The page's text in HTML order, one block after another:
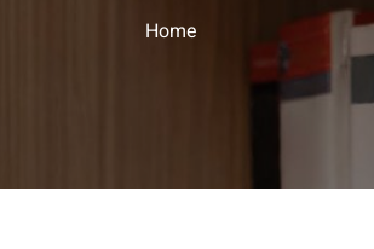
Home